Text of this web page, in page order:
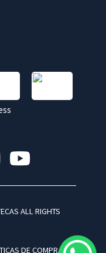
ALL RIGHTS
DE COMPRA